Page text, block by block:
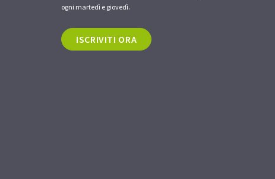
ogni martedì e giovedì.
ISCRIVITI ORA